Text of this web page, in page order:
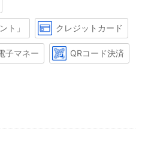
ト」 クレジットカード
子マネー QRコード決済